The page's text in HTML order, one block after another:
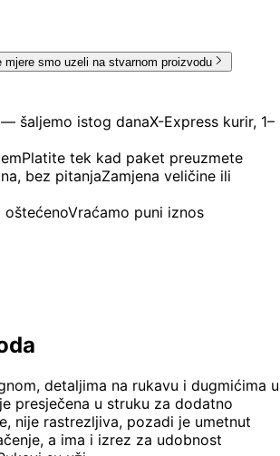
mjere smo uzeli na stvarnom proizvodu
šaljemo istog danaX-Express kurir, 1–
Platite tek kad paket preuzmete
bez pitanjaZamjena veličine ili
oštećenoVraćamo puni iznos
detaljima na rukavu i dugmićima u
presječena u struku za dodatno
nije rastrezljiva, pozadi je umetnut
a ima i izrez za udobnost